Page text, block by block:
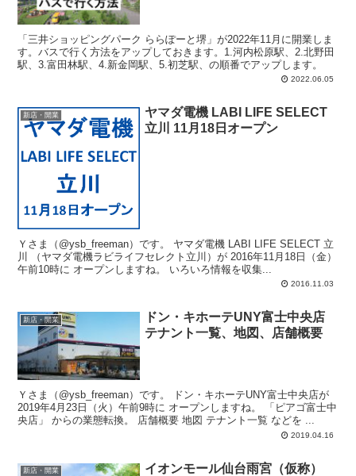
「三井ショッピングパーク ららぽーと堺」が2022年11月に開業しま
す。バスで行く方法をアップしておきます。1.河内松原駅、2.北野田
駅、3.富田林駅、4.新金岡駅、5.初芝駅、の順番でアップします。
2022.06.05
新店・開業
ヤマダ電機 LABI LIFE SELECT
立川 11月18日オープン
Ｙさま（@ysb_freeman）です。 ヤマダ電機 LABI LIFE SELECT 立
川 （ヤマダ電機ラビライフセレクト立川）が 2016年11月18日（金）
午前10時に オープンしますね。 いろいろ情報を収集...
2016.11.03
新店・開業
ドン・キホーテUNY富士中央店
テナント一覧、地図、店舗概要
Ｙさま（@ysb_freeman）です。 ドン・キホーテUNY富士中央店が
2019年4月23日（火）午前9時に オープンしますね。 「ピアゴ富士中
央店」 からの業態転換。 店舗概要 地図 テナント一覧 などを ...
2019.04.16
新店・開業
イオンモール仙台雨宮（仮称）